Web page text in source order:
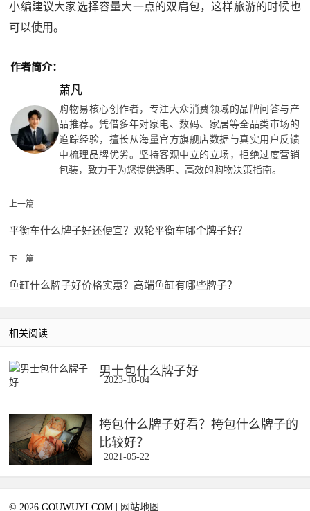
小编建议大家选择容量大一点的双肩包，这样旅游的时候也
可以使用。
作者简介：
萧凡
购物易核心创作者，专注大众消费领域的品牌问答与产
品推荐。凭借多年对家电、数码、家居等全品类市场的
追踪经验，擅长从海量官方旗舰店数据与真实用户反馈
中梳理品牌优劣。坚持客观中立的立场，拒绝过度营销
包装，致力于为您提供透明、高效的购物决策指南。
上一篇
平衡车什么牌子好还便宜？双轮平衡车哪个牌子好？
下一篇
鱼缸什么牌子好价格实惠？高端鱼缸有哪些牌子？
相关阅读
男士包什么牌子好
2023-10-04
挎包什么牌子好看？挎包什么牌子的
比较好？
2021-05-22
© 2026 GOUWUYI.COM | 网站地图